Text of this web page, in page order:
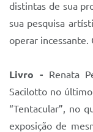
distintas de sua
sua pesquisa
operar incessante.
Livro - Renata
Sacilotto no
“Tentacular”, no
exposição de